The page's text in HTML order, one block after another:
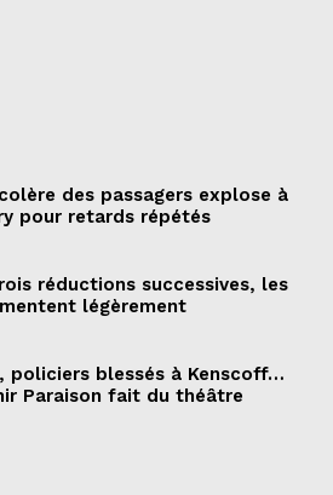
des passagers explose à
pour retards répétés
réductions successives, les
légèrement
policiers blessés à Kenscoff…
Paraison fait du théâtre